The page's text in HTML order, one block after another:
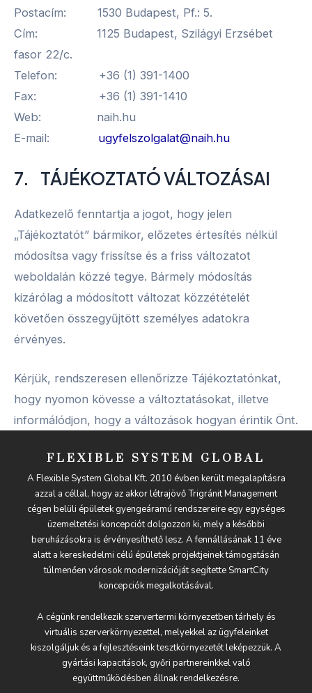
Postacím: 1530 Budapest, Pf.: 5.
Cím: 1125 Budapest, Szilágyi Erzsébet
fasor 22/c.
Telefon: +36 (1) 391-1400
Fax: +36 (1) 391-1410
Web: naih.hu
E-mail: ugyfelszolgalat@naih.hu
7. TÁJÉKOZTATÓ VÁLTOZÁSAI
Adatkezelő fenntartja a jogot, hogy jelen
„Tájékoztatót” bármikor, előzetes értesítés nélkül
módosítsa vagy frissítse és a friss változatot
weboldalán közzé tegye. Bármely módosítás
kizárólag a módosított változat közzétételét
követően összegyűjtött személyes adatokra
érvényes.
Kérjük, rendszeresen ellenőrizze Tájékoztatónkat,
hogy nyomon kövesse a változtatásokat, illetve
informálódjon, hogy a változások hogyan érintik Önt.
FLEXIBLE SYSTEM GLOBAL
A Flexible System Global Kft. 2010 évben került megalapításra
azzal a céllal, hogy az akkor létrajövő Trigránit Management
cégen belüli épületek gyengeáramú rendszereire egy egységes
üzemeltetési koncepciót dolgozzon ki, mely a későbbi
beruházásokra is érvényesíthető lesz. A fennállásának 11 éve
alatt a kereskedelmi célú épületek projektjeinek támogatásán
túlmenően városok modernizációját segítette SmartCity
koncepciók megalkotásával.
A cégünk rendelkezik szervertermi környezetben tárhely és
virtuális szerverkörnyezettel, melyekkel az ügyfeleinket
kiszolgáljuk és a fejlesztéseink tesztkörnyezetét leképezzük. A
gyártási kapacitások, győri partnereinkkel való
együttműködésben állnak rendelkezésre.